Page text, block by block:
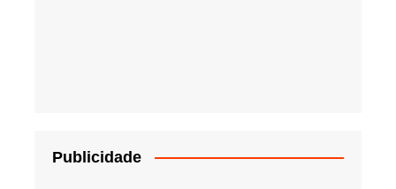
Publicidade